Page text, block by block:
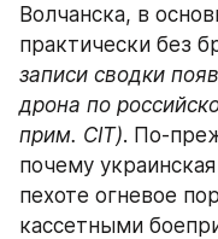
Волчанска, в
практически без
записи сводки
дрона по
прим. CIT). По-
почему
пехоте огневое
кассетными